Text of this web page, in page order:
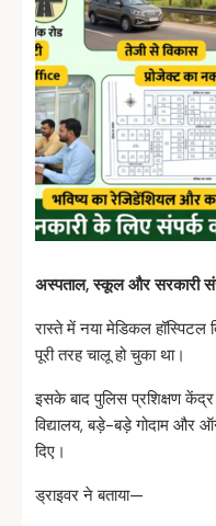
अस्पताल,स्कूलऔरसरकारी
रास्ते में नया मेडिकल
पूरी तरह चालू हो चुका था।
इसके बाद पुलिस प्रशिक्षण केंद्र
विद्यालय, बड़े-बड़े गोदाम और
दिए।
ड्राइवर ने बताया—